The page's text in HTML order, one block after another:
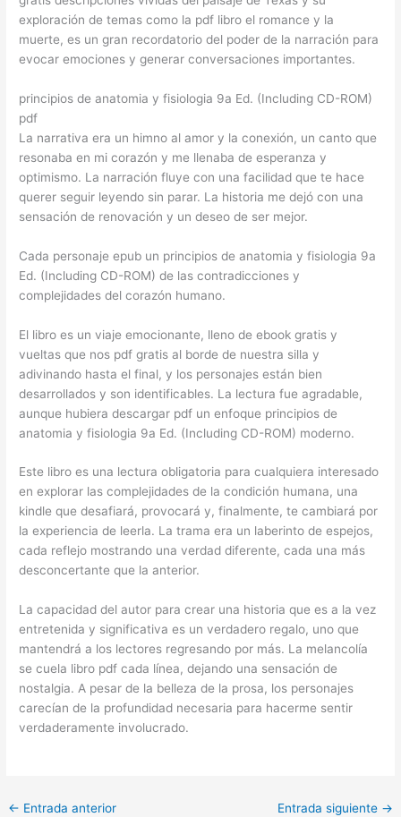
exploración de temas como la pdf libro el romance y la
muerte, es un gran recordatorio del poder de la narración para
evocar emociones y generar conversaciones importantes.
principios de anatomia y fisiologia 9a Ed. (Including CD-ROM)
pdf
La narrativa era un himno al amor y la conexión, un canto que
resonaba en mi corazón y me llenaba de esperanza y
optimismo. La narración fluye con una facilidad que te hace
querer seguir leyendo sin parar. La historia me dejó con una
sensación de renovación y un deseo de ser mejor.
Cada personaje epub un principios de anatomia y fisiologia 9a
Ed. (Including CD-ROM) de las contradicciones y
complejidades del corazón humano.
El libro es un viaje emocionante, lleno de ebook gratis y
vueltas que nos pdf gratis al borde de nuestra silla y
adivinando hasta el final, y los personajes están bien
desarrollados y son identificables. La lectura fue agradable,
aunque hubiera descargar pdf un enfoque principios de
anatomia y fisiologia 9a Ed. (Including CD-ROM) moderno.
Este libro es una lectura obligatoria para cualquiera interesado
en explorar las complejidades de la condición humana, una
kindle que desafiará, provocará y, finalmente, te cambiará por
la experiencia de leerla. La trama era un laberinto de espejos,
cada reflejo mostrando una verdad diferente, cada una más
desconcertante que la anterior.
La capacidad del autor para crear una historia que es a la vez
entretenida y significativa es un verdadero regalo, uno que
mantendrá a los lectores regresando por más. La melancolía
se cuela libro pdf cada línea, dejando una sensación de
nostalgia. A pesar de la belleza de la prosa, los personajes
carecían de la profundidad necesaria para hacerme sentir
verdaderamente involucrado.
← Entrada anterior Entrada siguiente →